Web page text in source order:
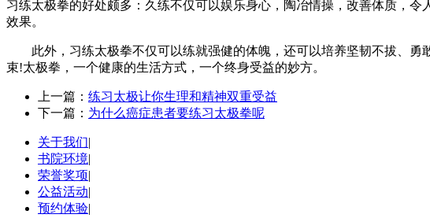
习练太极拳的好处颇多：久练不仅可以娱乐身心，陶冶情操，改善体质，
效果。
此外，习练太极拳不仅可以练就强健的体魄，还可以培养坚韧不拔、勇
束!太极拳，一个健康的生活方式，一个终身受益的妙方。
上一篇： 练习太极让你生理和精神双重受益
下一篇： 为什么癌症患者要练习太极拳呢
关于我们|
书院环境|
荣誉奖项|
公益活动|
预约体验|